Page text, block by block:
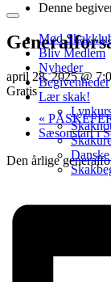
Mød
Bliv Medlem
Nyheder
Begivenheder
Lær skak!
Denne
april 28, 2025 @
Gratis
«
Sæsonstart i
Den årlige